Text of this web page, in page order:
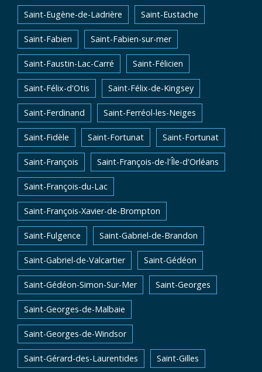
Saint-Eugène-de-Ladrière Saint-Eustache
Saint-Fabien Saint-Fabien-sur-mer
Saint-Faustin-Lac-Carré Saint-Félicien
Saint-Félix-d'Otis Saint-Félix-de-Kingsey
Saint-Ferdinand Saint-Ferréol-les-Neiges
Saint-Fidèle Saint-Fortunat Saint-Fortunat
Saint-François Saint-François-de-l'Île-d'Orléans
Saint-François-du-Lac
Saint-François-Xavier-de-Brompton
Saint-Fulgence Saint-Gabriel-de-Brandon
Saint-Gabriel-de-Valcartier Saint-Gédéon
Saint-Gédéon-Simon-Sur-Mer Saint-Georges
Saint-Georges-de-Malbaie
Saint-Georges-de-Windsor
Saint-Gérard-des-Laurentides Saint-Gilles